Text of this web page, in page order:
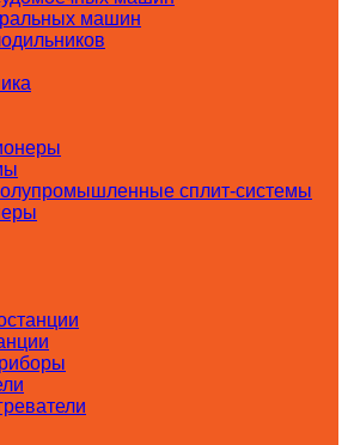
машин
сплит-системы